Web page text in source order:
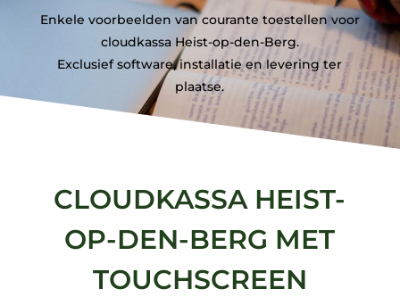
Enkele voorbeelden van courante toestellen voor
cloudkassa Heist-op-den-Berg.
Exclusief software, installatie en levering ter
plaatse.
CLOUDKASSA HEIST-
OP-DEN-BERG MET
TOUCHSCREEN